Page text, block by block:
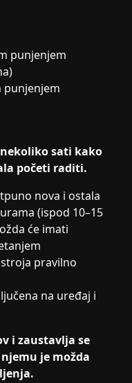
punjenjem
punjenjem
sati kako
početi raditi.
nova i ostala
(ispod 10–15
će imati
pravilno
na uređaj i
i zaustavlja se
je možda